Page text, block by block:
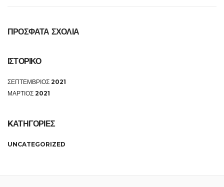
ΠΡΟΣΦΑΤΑ ΣΧΟΛΙΑ
ΙΣΤΟΡΙΚΟ
ΣΕΠΤΕΜΒΡΙΟΣ 2021
ΜΑΡΤΙΟΣ 2021
KΑΤΗΓΟΡΙΕΣ
UNCATEGORIZED